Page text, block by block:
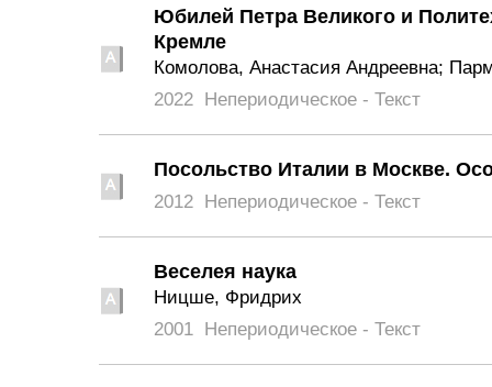
Юбилей Петра Великого и
Кремле
Комолова, Анастасия Андреевна;
2022 Непериодическое - Текст
Посольство Италии в Москве.
2012 Непериодическое - Текст
Веселея наука
Ницше, Фридрих
2001 Непериодическое - Текст